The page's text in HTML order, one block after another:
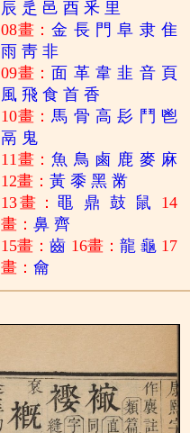
辰 辵 邑 酉 釆 里
08畫：金 長 門 阜 隶 隹
雨 靑 非
09畫： 面 革 韋 韭 音 頁
風 飛 食 首 香
10畫：馬 骨 高 髟 鬥 鬯
鬲 鬼
11畫：魚 鳥 鹵 鹿 麥 麻
12畫：黃 黍 黑 黹
13畫： 黽 鼎 鼓 鼠
14
畫：鼻 齊
15畫：齒 16畫： 龍 龜 17
畫：龠